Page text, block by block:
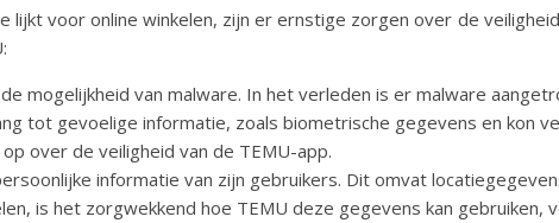
voor online winkelen, zijn er ernstige zorgen over de
mogelijkheid van malware. In het verleden is er malware
tot gevoelige informatie, zoals biometrische gegevens en kon
over de veiligheid van de TEMU-app.
informatie van zijn gebruikers. Dit omvat
is het zorgwekkend hoe TEMU deze gegevens kan gebruiken,